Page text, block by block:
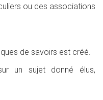
ou des associations
de savoirs est créé.
un sujet donné élus,